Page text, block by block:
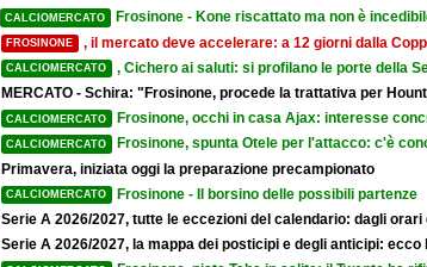
CALCIOMERCATO Frosinone - Kone riscattato ma non è
FROSINONE , il mercato deve accelerare: a 12 giorni dalla
CALCIOMERCATO , Cichero ai saluti: si profilano le porte della
MERCATO - Schira: "Frosinone, procede la trattativa per
CALCIOMERCATO Frosinone, occhi in casa Ajax: interesse
CALCIOMERCATO Frosinone, spunta Otele per l'attacco: c'è
Primavera, iniziata oggi la preparazione precampionato
CALCIOMERCATO Frosinone - Il borsino delle possibili partenze
Serie A 2026/2027, tutte le eccezioni del calendario: dagli
Serie A 2026/2027, la mappa dei posticipi e degli anticipi: